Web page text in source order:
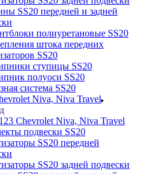
SS20 передней и задней
полиуретановые SS20
штока передних
SS20
ступицы SS20
полуоси SS20
система SS20
Niva, Niva Travel
Chevrolet Niva, Niva Travel
подвески SS20
SS20 передней
SS20 задней подвески